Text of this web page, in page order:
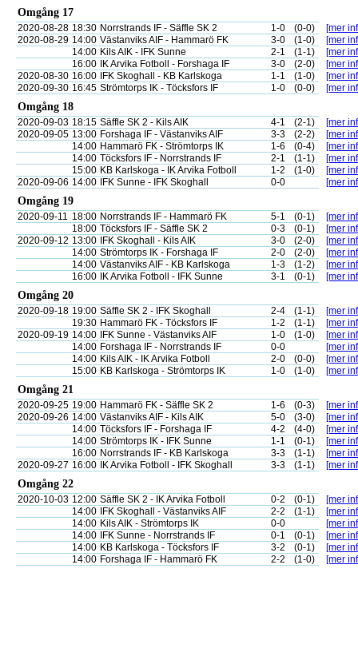
Omgång 17
2020-08-28 18:30 Norrstrands IF - Säffle SK 2 1-0 (0-0)
[mer
2020-08-29 14:00 Västanviks AIF - Hammarö FK 3-0 (1-0)
[mer
14:00 Kils AIK - IFK Sunne 2-1 (1-1)
[mer
16:00
IK Arvika Fotboll - Forshaga IF 3-0 (2-0)
[mer
2020-08-30 16:00 IFK Skoghall - KB Karlskoga 1-1 (1-0)
[mer
2020-09-30 16:45 Strömtorps IK - Töcksfors IF 1-0 (0-0) [mer
Omgång 18
2020-09-03 18:15 Säffle SK 2 - Kils AIK 4-1 (2-1)
[mer
2020-09-05 13:00 Forshaga IF - Västanviks AIF 3-3 (2-2)
[mer
14:00 Hammarö FK - Strömtorps IK 1-6 (0-4)
[mer
14:00 Töcksfors IF - Norrstrands IF 2-1 (1-1)
[mer
15:00 KB Karlskoga - IK Arvika Fotboll 1-2 (1-0)
[mer
2020-09-06 14:00 IFK Sunne - IFK Skoghall 0-0 [mer
Omgång 19
2020-09-11 18:00 Norrstrands IF - Hammarö FK 5-1 (0-1)
[mer
18:00 Töcksfors IF - Säffle SK 2 0-3 (0-1)
[mer
2020-09-12 13:00 IFK Skoghall - Kils AIK 3-0 (2-0)
[mer
14:00 Strömtorps IK - Forshaga IF 2-0 (2-0)
[mer
14:00 Västanviks AIF - KB Karlskoga 1-3 (1-2)
[mer
16:00
IK Arvika Fotboll - IFK Sunne 3-1 (0-1) [mer
Omgång 20
2020-09-18 19:00 Säffle SK 2 - IFK Skoghall 2-4 (1-1)
[mer
19:30 Hammarö FK - Töcksfors IF 1-2 (1-1)
[mer
2020-09-19 14:00 IFK Sunne - Västanviks AIF 1-0 (1-0)
[mer
14:00 Forshaga IF - Norrstrands IF 0-0
[mer
14:00 Kils AIK - IK Arvika Fotboll 2-0 (0-0)
[mer
15:00 KB Karlskoga - Strömtorps IK 1-0 (1-0) [mer
Omgång 21
2020-09-25 19:00 Hammarö FK - Säffle SK 2 1-6 (0-3)
[mer
2020-09-26 14:00 Västanviks AIF - Kils AIK 5-0 (3-0)
[mer
14:00 Töcksfors IF - Forshaga IF 4-2 (4-0)
[mer
14:00 Strömtorps IK - IFK Sunne 1-1 (0-1)
[mer
16:00 Norrstrands IF - KB Karlskoga 3-3 (1-1)
[mer
2020-09-27 16:00 IK Arvika Fotboll - IFK Skoghall 3-3 (1-1) [mer
Omgång 22
2020-10-03 12:00 Säffle SK 2 - IK Arvika Fotboll 0-2 (0-1)
[mer
14:00
IFK Skoghall - Västanviks AIF 2-2 (1-1)
[mer
14:00 Kils AIK - Strömtorps IK 0-0
[mer
14:00
IFK Sunne - Norrstrands IF 0-1 (0-1)
[mer
14:00 KB Karlskoga - Töcksfors IF 3-2 (0-1)
[mer
14:00 Forshaga IF - Hammarö FK 2-2 (1-0) [mer